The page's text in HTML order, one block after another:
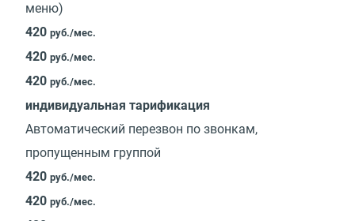
меню)
420 руб./мес.
420 руб./мес.
420 руб./мес.
индивидуальная тарификация
Автоматический перезвон по звонкам,
пропущенным группой
420 руб./мес.
420 руб./мес.